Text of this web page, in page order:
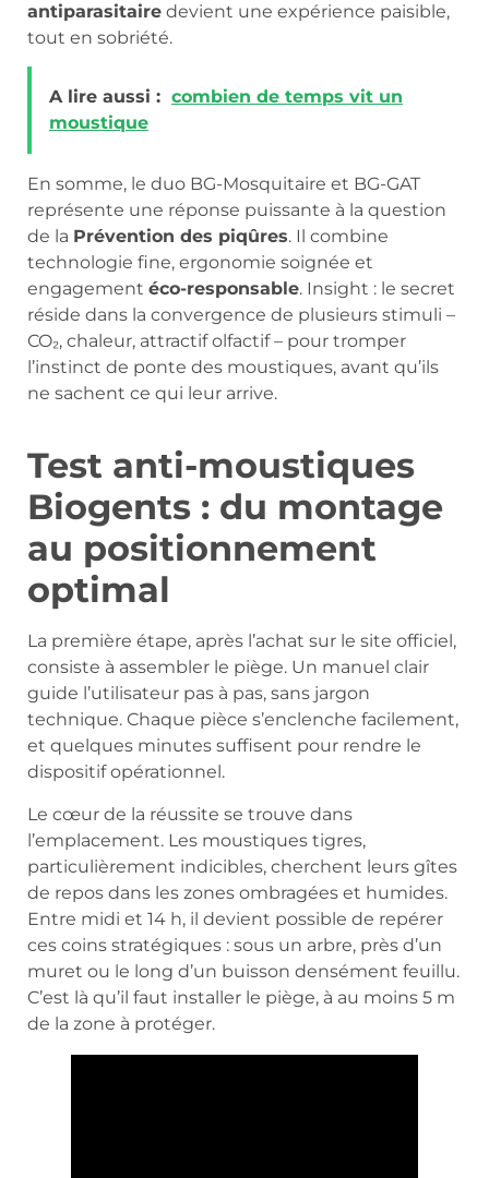
antiparasitaire devient une expérience paisible,
tout en sobriété.
A lire aussi : combien de temps vit un
moustique
En somme, le duo BG-Mosquitaire et BG-GAT
représente une réponse puissante à la question
de la Prévention des piqûres. Il combine
technologie fine, ergonomie soignée et
engagement éco-responsable. Insight : le secret
réside dans la convergence de plusieurs stimuli –
CO₂, chaleur, attractif olfactif – pour tromper
l’instinct de ponte des moustiques, avant qu’ils
ne sachent ce qui leur arrive.
Test anti-moustiques
Biogents : du montage
au positionnement
optimal
La première étape, après l’achat sur le site officiel,
consiste à assembler le piège. Un manuel clair
guide l’utilisateur pas à pas, sans jargon
technique. Chaque pièce s’enclenche facilement,
et quelques minutes suffisent pour rendre le
dispositif opérationnel.
Le cœur de la réussite se trouve dans
l’emplacement. Les moustiques tigres,
particulièrement indicibles, cherchent leurs gîtes
de repos dans les zones ombragées et humides.
Entre midi et 14 h, il devient possible de repérer
ces coins stratégiques : sous un arbre, près d’un
muret ou le long d’un buisson densément feuillu.
C’est là qu’il faut installer le piège, à au moins 5 m
de la zone à protéger.